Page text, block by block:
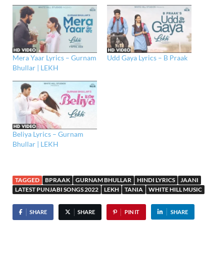
Mera Yaar Lyrics – Gurnam
Bhullar | LEKH
Udd Gaya Lyrics – B Praak
Beliya Lyrics – Gurnam
Bhullar | LEKH
TAGGED BPRAAK GURNAM BHULLAR HINDI LYRICS
JAANI
LATEST PUNJABI SONGS 2022
LEKH TANIA WHITE HILL MUSIC
SHARE SHARE PIN IT SHARE